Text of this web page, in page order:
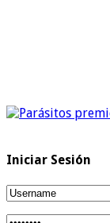
Iniciar Sesión